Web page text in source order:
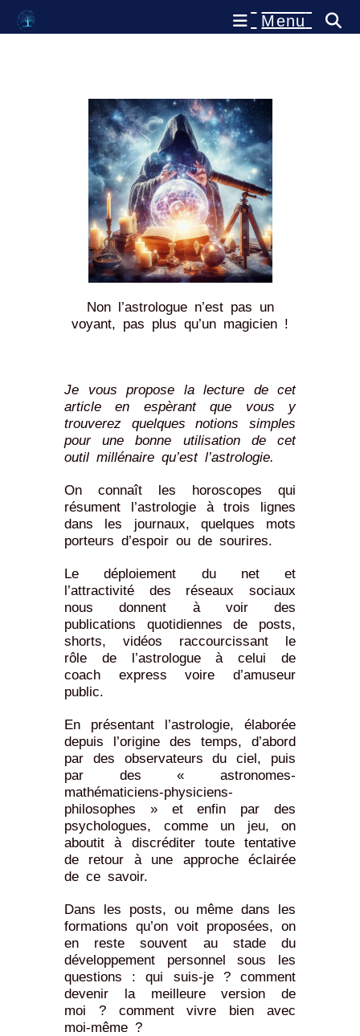
Menu
Non l’astrologue n’est pas un
voyant, pas plus qu’un magicien !
Je vous propose la lecture de cet
article en espèrant que vous y
trouverez quelques notions simples
pour une bonne utilisation de cet
outil millénaire qu’est l’astrologie.
On connaît les horoscopes qui
résument l’astrologie à trois lignes
dans les journaux, quelques mots
porteurs d’espoir ou de sourires.
Le déploiement du net et
l’attractivité des réseaux sociaux
nous donnent à voir des
publications quotidiennes de posts,
shorts, vidéos raccourcissant le
rôle de l’astrologue à celui de
coach express voire d’amuseur
public.
En présentant l’astrologie, élaborée
depuis l’origine des temps, d’abord
par des observateurs du ciel, puis
par des « astronomes-
mathématiciens-physiciens-
philosophes » et enfin par des
psychologues, comme un jeu, on
aboutit à discréditer toute tentative
de retour à une approche éclairée
de ce savoir.
Dans les posts, ou même dans les
formations qu’on voit proposées, on
en reste souvent au stade du
développement personnel sous les
questions : qui suis-je ? comment
devenir la meilleure version de
moi ? comment vivre bien avec
moi-même ?